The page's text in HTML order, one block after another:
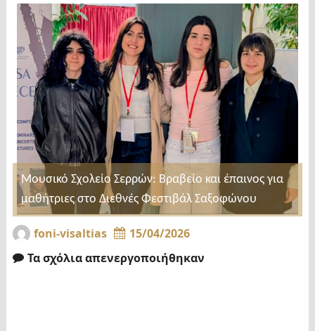
Μουσικό Σχολείο Σερρών: Βραβείο και έπαινος για
μαθήτριες στο Διεθνές Φεστιβάλ Σαξοφώνου
foni-visaltias
15/04/2026
Τα σχόλια απενεργοποιήθηκαν